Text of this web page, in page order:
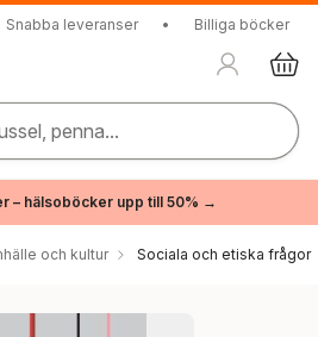
Snabba leveranser • Billiga böcker
penna...
– hälsoböcker upp till 50% →
och kultur Sociala och etiska frågor